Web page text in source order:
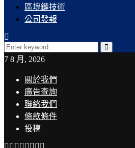
區塊鏈技術
公司發報
Search
for:
Search
7 8 月, 2026
關於我們
廣告查詢
聯絡我們
條款條件
投稿
Facebook
Twitter
Instagram
Linkedin
Youtube
Email
Rss